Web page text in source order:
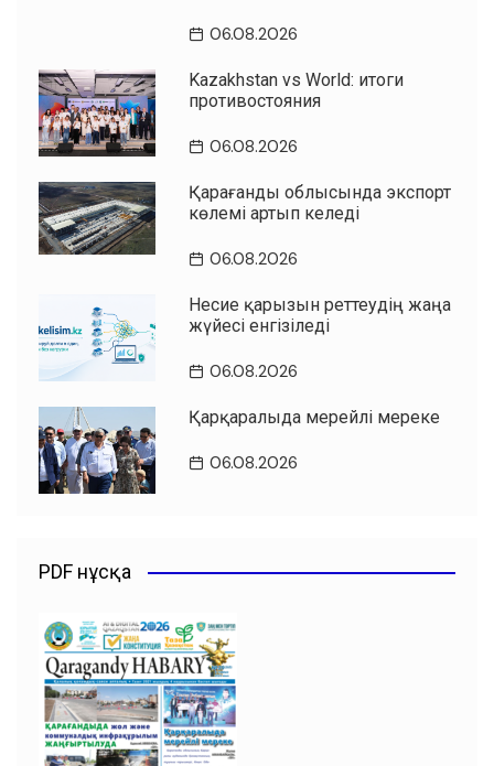
06.08.2026
Kazakhstan vs World: итоги
противостояния
06.08.2026
Қарағанды облысында экспорт
көлемі артып келеді
06.08.2026
Несие қарызын реттеудің жаңа
жүйесі енгізіледі
06.08.2026
Қарқаралыда мерейлі мереке
06.08.2026
PDF нұсқа